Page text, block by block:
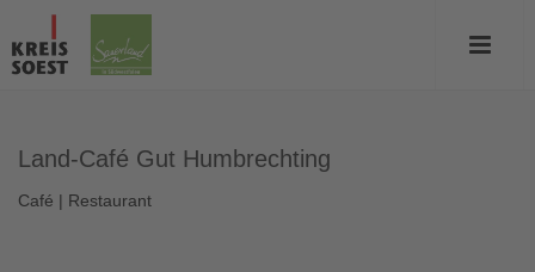
Land-Café Gut Humbrechting
Café | Restaurant